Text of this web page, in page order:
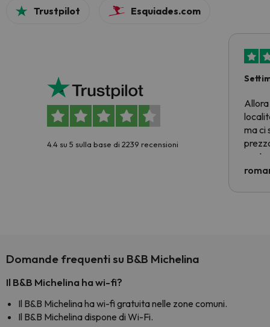
Trustpilot Esquiades.com
4.4 su 5 sulla base di 2239 recensioni
Allora
ma ci
Domande frequenti su B&B Michelina
Il B&B Michelina ha wi-fi?
Il B&B Michelina ha wi-fi gratuita nelle zone comuni.
Il B&B Michelina dispone di Wi-Fi.